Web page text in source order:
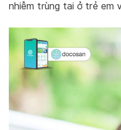
nhiễm trùng tai ở trẻ em